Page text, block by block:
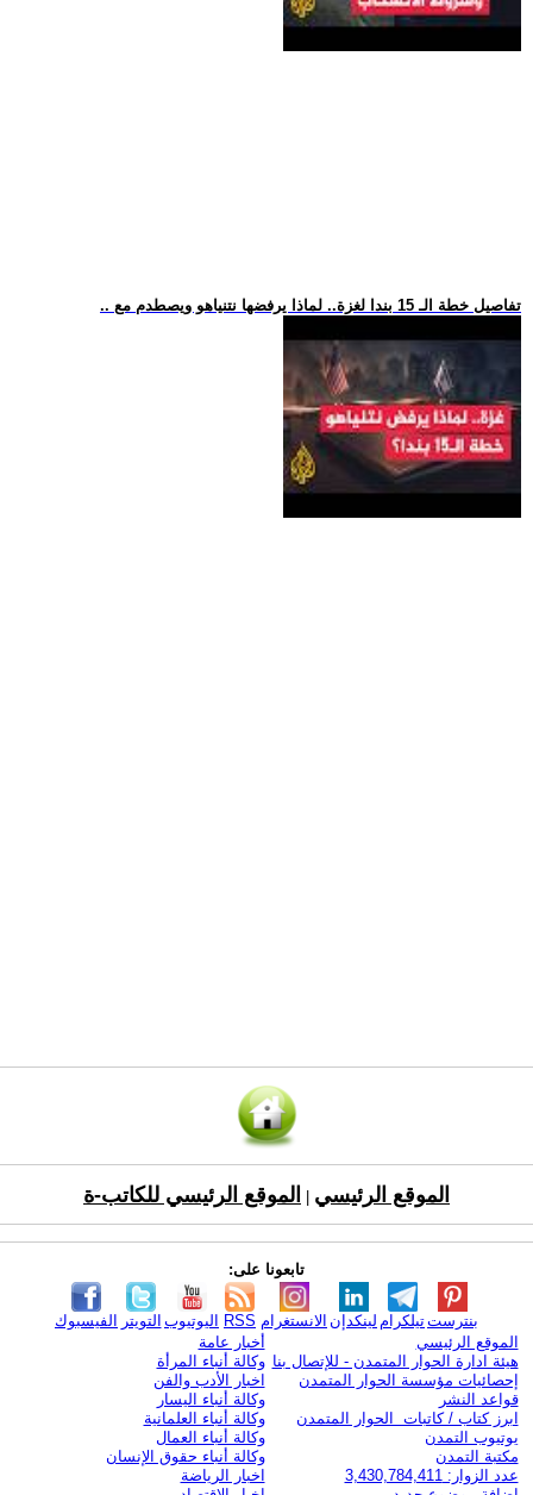
.. تفاصيل خطة الـ 15 بندا لغزة.. لماذا يرفضها نتنياهو ويصطدم مع
الموقع الرئيسي الموقع الرئيسي للكاتب-ة
تابعونا على:
الفيسبوك التويتر اليوتيوب RSS الانستغرام لينكدإن تيلكرامبنترست
الموقع الرئيسي
هيئة ادارة الحوار المتمدن - للإتصال بنا
إحصائيات مؤسسة الحوار المتمدن
قواعد النشر
ابرز كتاب / كاتبات الحوار المتمدن
يوتيوب التمدن
مكتبة التمدن
عدد الزوار: 3,430,784,411
أخبار عامة
وكالة أنباء المرأة
اخبار الأدب والفن
وكالة أنباء اليسار
وكالة أنباء العلمانية
وكالة أنباء العمال
وكالة أنباء حقوق الإنسان
اخبار الرياضة